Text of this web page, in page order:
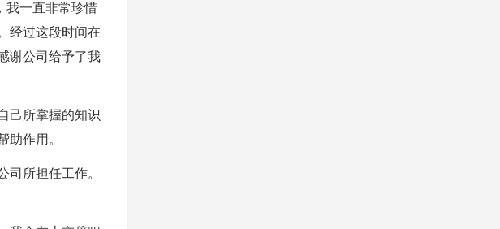
我一直非常珍惜
经过这段时间在
谢公司给予了我
己所掌握的知识
作用。
所担任工作。